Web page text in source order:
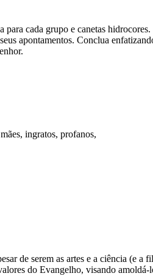
cada grupo e canetas
apontamentos. Conclua
ingratos, profanos,
de serem as artes e a ciência (e a
do Evangelho, visando amoldá-